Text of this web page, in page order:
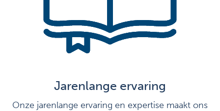
Jarenlange ervaring
Onze jarenlange ervaring en expertise maakt ons